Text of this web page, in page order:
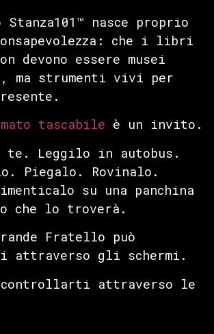
nasce proprio
che i libri
devono essere musei
ma strumenti vivi per
tascabile è un invito.
te. Leggilo in autobus.
Piegalo. Rovinalo.
su una panchina
che lo troverà.
Fratello può
attraverso gli schermi.
controllarti attraverso le